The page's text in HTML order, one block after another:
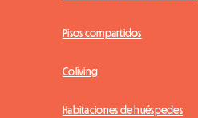
Pisos compartidos
Coliving
Habitaciones de huéspedes